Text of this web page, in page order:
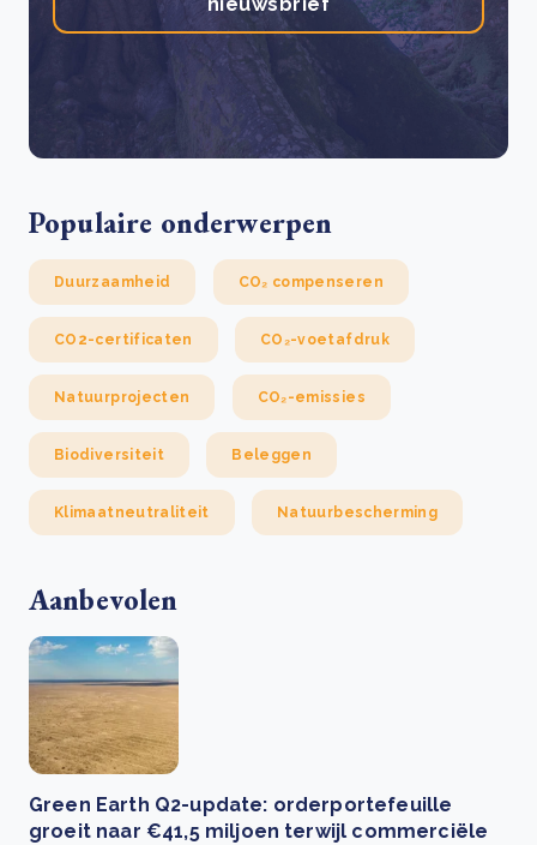
nieuwsbrief
Populaire onderwerpen
Duurzaamheid CO₂ compenseren
CO2-certificaten CO₂-voetafdruk
Natuurprojecten CO₂-emissies
Biodiversiteit Beleggen
Klimaatneutraliteit Natuurbescherming
Aanbevolen
Green Earth Q2-update: orderportefeuille
groeit naar €41,5 miljoen terwijl commerciële